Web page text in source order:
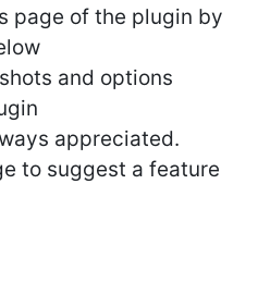
page of the plugin by
and options
appreciated.
to suggest a feature